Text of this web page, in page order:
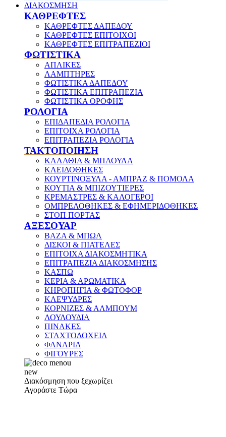
ΔΙΑΚΟΣΜΗΣΗ
ΚΑΘΡΕΦΤΕΣ
ΚΑΘΡΕΦΤΕΣ ΔΑΠΕΔΟΥ
ΚΑΘΡΕΦΤΕΣ ΕΠΙΤΟΙΧΟΙ
ΚΑΘΡΕΦΤΕΣ ΕΠΙΤΡΑΠΕΖΙΟΙ
ΦΩΤΙΣΤΙΚΑ
ΑΠΛΙΚΕΣ
ΛΑΜΠΤΗΡΕΣ
ΦΩΤΙΣΤΙΚΑ ΔΑΠΕΔΟΥ
ΦΩΤΙΣΤΙΚΑ ΕΠΙΤΡΑΠΕΖΙΑ
ΦΩΤΙΣΤΙΚΑ ΟΡΟΦΗΣ
ΡΟΛΟΓΙΑ
ΕΠΙΔΑΠΕΔΙΑ ΡΟΛΟΓΙΑ
ΕΠΙΤΟΙΧΑ ΡΟΛΟΓΙΑ
ΕΠΙΤΡΑΠΕΖΙΑ ΡΟΛΟΓΙΑ
ΤΑΚΤΟΠΟΙΗΣΗ
ΚΑΛΑΘΙΑ & ΜΠΑΟΥΛΑ
ΚΛΕΙΔΟΘΗΚΕΣ
ΚΟΥΡΤΙΝΟΞΥΛΑ - ΑΜΠΡΑΖ & ΠΟΜΟΛΑ
ΚΟΥΤΙΑ & ΜΠΙΖΟΥΤΙΕΡΕΣ
ΚΡΕΜΑΣΤΡΕΣ & ΚΑΛΟΓΕΡΟΙ
ΟΜΠΡΕΛΟΘΗΚΕΣ & ΕΦΗΜΕΡΙΔΟΘΗΚΕΣ
ΣΤΟΠ ΠΟΡΤΑΣ
ΑΞΕΣΟΥΑΡ
ΒΑΖΑ & ΜΠΩΛ
ΔΙΣΚΟΙ & ΠΙΑΤΕΛΕΣ
ΕΠΙΤΟΙΧΑ ΔΙΑΚΟΣΜΗΤΙΚΑ
ΕΠΙΤΡΑΠΕΖΙΑ ΔΙΑΚΟΣΜΗΣΗΣ
ΚΑΣΠΩ
ΚΕΡΙΑ & ΑΡΩΜΑΤΙΚΑ
ΚΗΡΟΠΗΓΙΑ & ΦΩΤΟΦΟΡ
ΚΛΕΨΥΔΡΕΣ
ΚΟΡΝΙΖΕΣ & ΑΛΜΠΟΥΜ
ΛΟΥΛΟΥΔΙΑ
ΠΙΝΑΚΕΣ
ΣΤΑΧΤΟΔΟΧΕΙΑ
ΦΑΝΑΡΙΑ
ΦΙΓΟΥΡΕΣ
new
Διακόσμηση που ξεχωρίζει
Αγοράστε Τώρα